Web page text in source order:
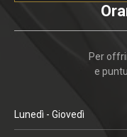
Per
e
Lunedì - Giovedì